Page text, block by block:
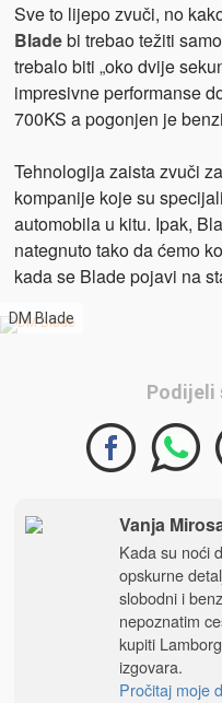
Sve to lijepo zvuči, no
Bladebi trebao težiti
trebalo biti „oko dvije
impresivne performanse
700KS a pogonjen je
Tehnologija zaista zvuči
kompanije koje su
automobila u kitu. Ipak,
nategnuto tako da ćemo
kada se Blade pojavi na
DM Blade
Podijeli
Vanja
Kada su noći
opskurne
slobodni i
nepoznatim
kupiti
izgovara.
Pročitaj moje